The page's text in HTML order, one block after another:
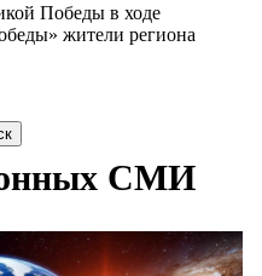
Победы в ходе
жители региона